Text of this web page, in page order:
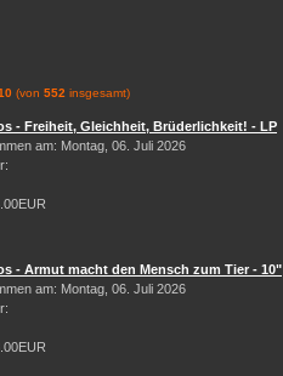
(von 552 insgesamt)
- Freiheit, Gleichheit, Brüderlichkeit! - LP
am: Montag, 06. Juli 2026
- Armut macht den Mensch zum Tier - 10"
am: Montag, 06. Juli 2026